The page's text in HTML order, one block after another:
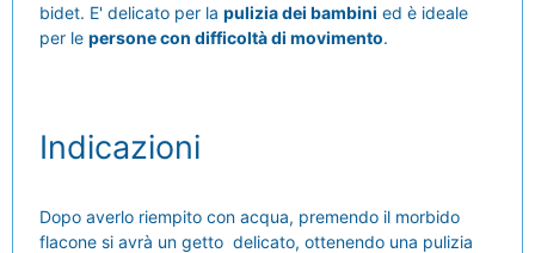
bidet. E' delicato per la pulizia dei bambini ed è ideale
per le persone con difficoltà di movimento.
Indicazioni
Dopo averlo riempito con acqua, premendo il morbido
flacone si avrà un getto delicato, ottenendo una pulizia